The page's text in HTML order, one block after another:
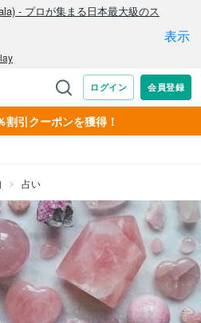
割引クーポンを獲得！
占い